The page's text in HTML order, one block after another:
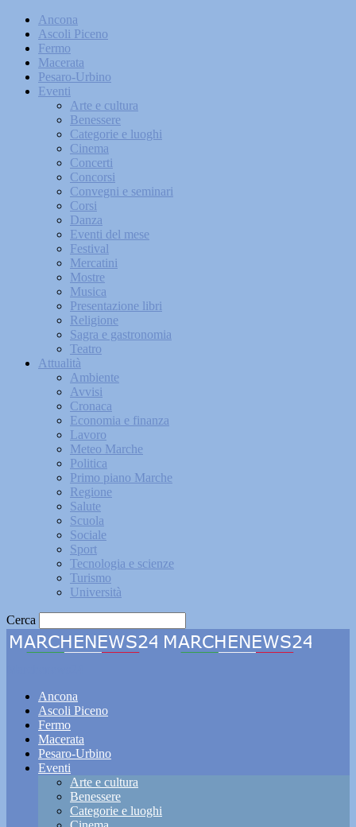
Ancona
Ascoli Piceno
Fermo
Macerata
Pesaro-Urbino
Eventi
Arte e cultura
Benessere
Categorie e luoghi
Cinema
Concerti
Concorsi
Convegni e seminari
Corsi
Danza
Eventi del mese
Festival
Mercatini
Mostre
Musica
Presentazione libri
Religione
Sagra e gastronomia
Teatro
Attualità
Ambiente
Avvisi
Cronaca
Economia e finanza
Lavoro
Meteo Marche
Politica
Primo piano Marche
Regione
Salute
Scuola
Sociale
Sport
Tecnologia e scienze
Turismo
Università
Cerca
Ancona
Ascoli Piceno
Fermo
Macerata
Pesaro-Urbino
Eventi
Arte e cultura
Benessere
Categorie e luoghi